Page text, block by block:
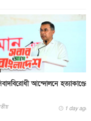
আন্দোলনে হত্যাকাণ্ডের
1 day ago